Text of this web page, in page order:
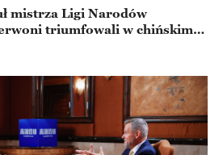
mistrza Ligi Narodów
triumfowali w chińskim